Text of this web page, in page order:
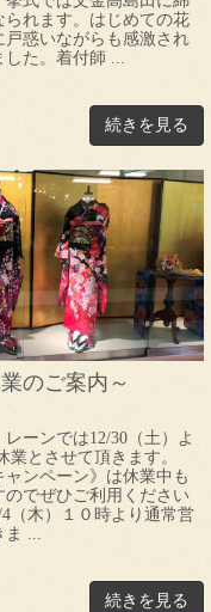
られます。はじめての花
戸惑いながらも感激され
た。着付師 ...
続きを見る
のご案内～
ーンでは12/30（土）よ
業とさせて頂きます。
ャンペーン》は休業中も
のでぜひご利用ください
（木）１０時より通常営
ま ...
続きを見る